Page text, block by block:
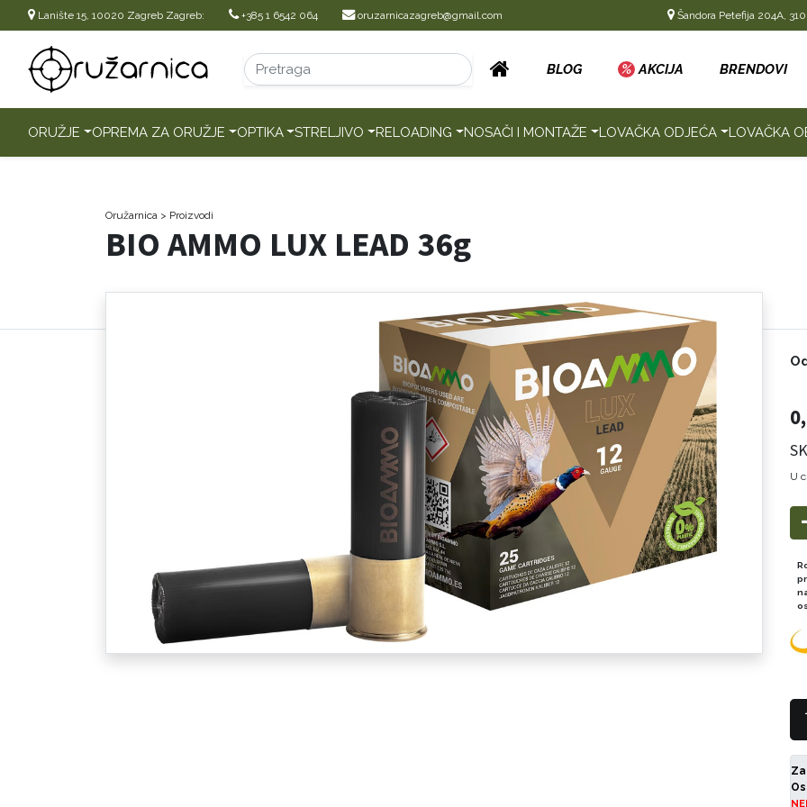
Lanište 15, 10020 Zagreb Zagreb: +385 1 6542 064 oruzarnicazagreb@gmail.com Šandora Petefija 204A,
BLOG % AKCIJA BRENDOVI
ORUŽJE OPREMA ZA ORUŽJE OPTIKA STRELJIVO RELOADING NOSAČI I MONTAŽE LOVAČKA ODJEĆA LOVAČKA
Oružarnica > Proizvodi
BIO AMMO LUX LEAD 36g
U